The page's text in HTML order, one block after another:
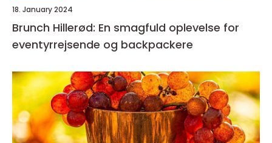
18. January 2024
Brunch Hillerød: En smagfuld oplevelse for
eventyrrejsende og backpackere